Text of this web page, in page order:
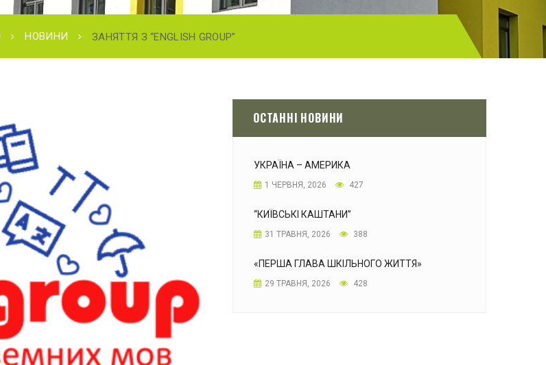
НОВИНИ ЗАНЯТТЯ З “ENGLISH GROUP”
ОСТАННІ НОВИНИ
УКРАЇНА – АМЕРИКА
1 ЧЕРВНЯ, 2026 427
“КИЇВСЬКІ КАШТАНИ”
31 ТРАВНЯ, 2026 388
«ПЕРША ГЛАВА ШКІЛЬНОГО ЖИТТЯ»
29 ТРАВНЯ, 2026 428